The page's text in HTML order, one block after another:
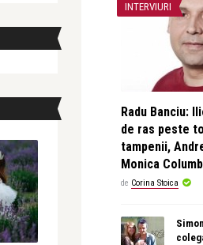
INTERVIURI
Radu Banciu:
de ras peste
tampenii,
Monica
de Corina Stoica